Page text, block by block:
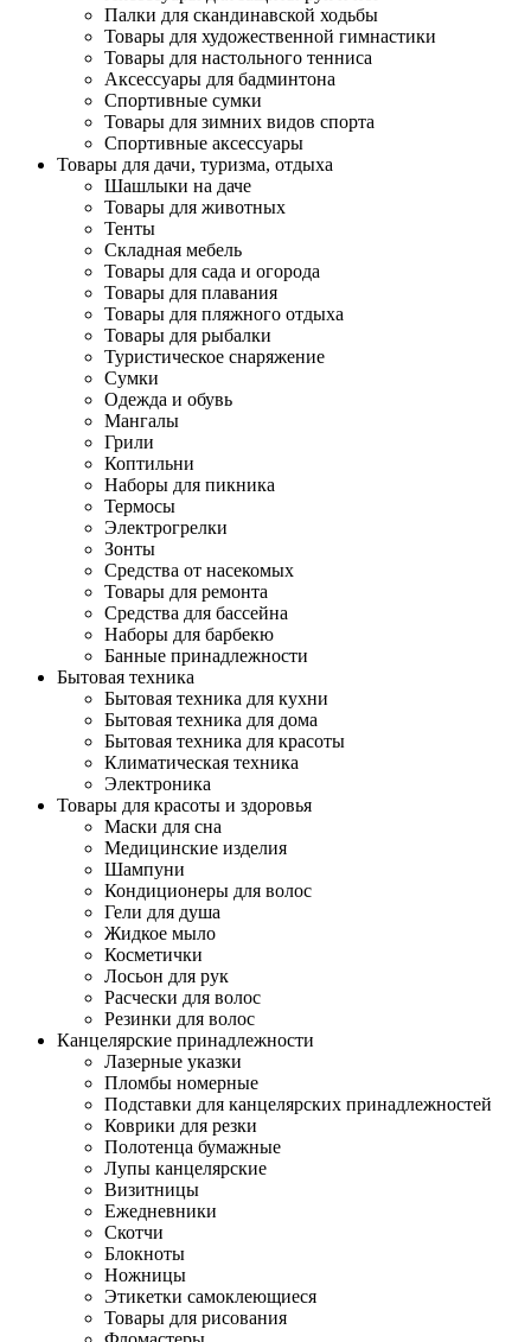
Палки для скандинавской ходьбы
Товары для художественной гимнастики
Товары для настольного тенниса
Аксессуары для бадминтона
Спортивные сумки
Товары для зимних видов спорта
Спортивные аксессуары
Товары для дачи, туризма, отдыха
Шашлыки на даче
Товары для животных
Тенты
Складная мебель
Товары для сада и огорода
Товары для плавания
Товары для пляжного отдыха
Товары для рыбалки
Туристическое снаряжение
Сумки
Одежда и обувь
Мангалы
Грили
Коптильни
Наборы для пикника
Термосы
Электрогрелки
Зонты
Средства от насекомых
Товары для ремонта
Средства для бассейна
Наборы для барбекю
Банные принадлежности
Бытовая техника
Бытовая техника для кухни
Бытовая техника для дома
Бытовая техника для красоты
Климатическая техника
Электроника
Товары для красоты и здоровья
Маски для сна
Медицинские изделия
Шампуни
Кондиционеры для волос
Гели для душа
Жидкое мыло
Косметички
Лосьон для рук
Расчески для волос
Резинки для волос
Канцелярские принадлежности
Лазерные указки
Пломбы номерные
Подставки для канцелярских принадлежностей
Коврики для резки
Полотенца бумажные
Лупы канцелярские
Визитницы
Ежедневники
Скотчи
Блокноты
Ножницы
Этикетки самоклеющиеся
Товары для рисования